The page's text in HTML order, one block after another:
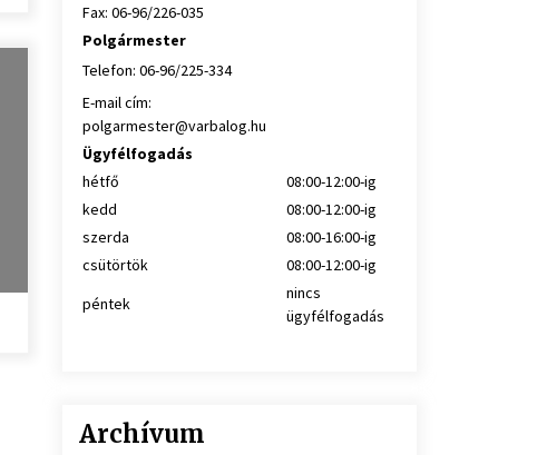
Fax: 06-96/226-035
Polgármester
Telefon: 06-96/225-334
E-mail cím:
polgarmester@varbalog.hu
Ügyfélfogadás
hétfő
08:00-12:00-ig
kedd
08:00-12:00-ig
szerda
08:00-16:00-ig
csütörtök
08:00-12:00-ig
péntek
nincs
ügyfélfogadás
Archívum